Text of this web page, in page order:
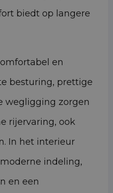
biedt op langere
en
besturing, prettige
wegligging zorgen
rijervaring, ook
In het interieur
indeling,
en een